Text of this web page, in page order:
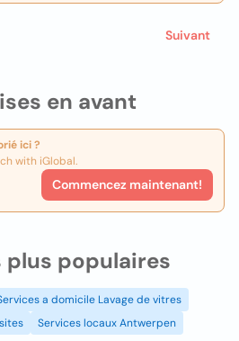
en avant
ici ?
with iGlobal.
Commencez maintenant!
Suivant
plus populaires
a domicile Lavage de vitres
sites
Services locaux Antwerpen